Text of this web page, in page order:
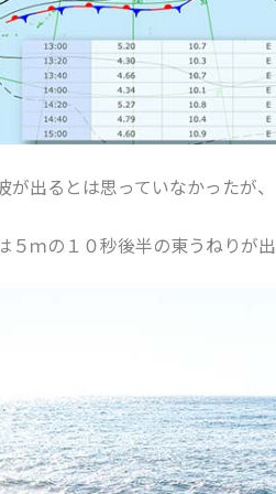
が出るとは思っていなかったが、
５ｍの１０秒後半の東うねりが